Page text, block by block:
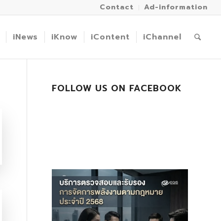
Contact Ad-information
iNews iKnow iContent iChannel
FOLLOW US ON FACEBOOK